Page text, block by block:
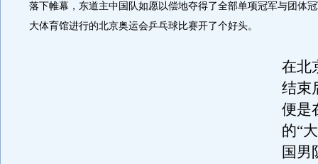
落下帷幕，东道主中国队如愿以偿地夺得了全部单项冠军与团体
大体育馆进行的北京奥运会乒乓球比赛开了个好头。
在北
结束
便是
的“
国男